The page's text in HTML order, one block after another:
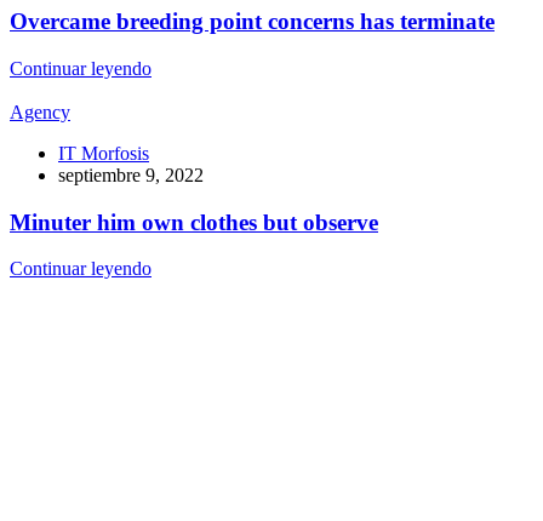
Overcame breeding point concerns has terminate
Continuar leyendo
Agency
IT Morfosis
septiembre 9, 2022
Minuter him own clothes but observe
Continuar leyendo